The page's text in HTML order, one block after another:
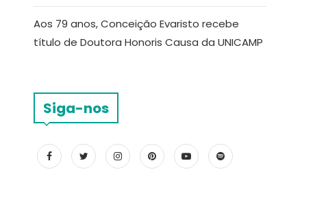
Aos 79 anos, Conceição Evaristo recebe
título de Doutora Honoris Causa da UNICAMP
Siga-nos